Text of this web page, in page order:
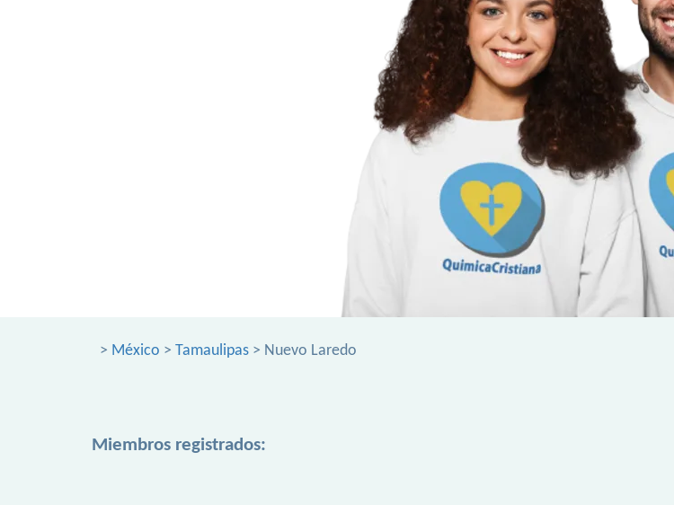
> México > Tamaulipas > Nuevo Laredo
Miembros registrados: